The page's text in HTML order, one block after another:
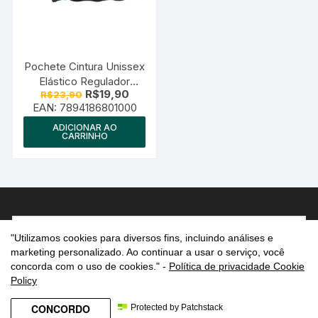
do
produto
Pochete Cintura Unissex
Elástico Regulador
RMarq Collection
R$23,90 O
preço
original
era:
R$23,90.
R$19,90O
preço
atual
EAN: 7894186801000
ADICIONAR AO
CARRINHO
Pesquisar
por:
"Utilizamos cookies para diversos fins, incluindo análises e
marketing personalizado. Ao continuar a usar o serviço, você
concorda com o uso de cookies." - Política de privacidade Cookie
Policy
CONCORDO Protected by Patchstack